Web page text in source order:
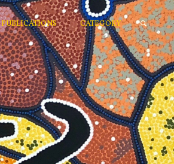
PUBLICATIONS CATEGORY